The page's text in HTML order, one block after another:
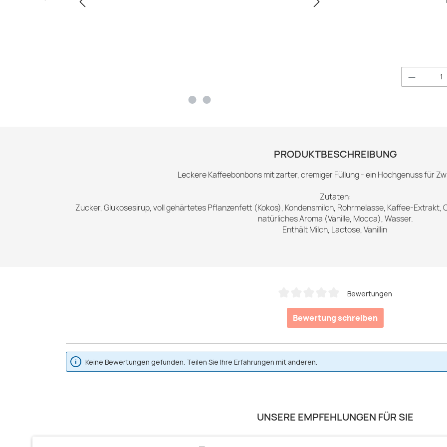
PRODUKTBESCHREIBUNG
Leckere Kaffeebonbons mit zarter, cremiger Füllung - ein Hochgenuss für
Zutaten:
Zucker, Glukosesirup, voll gehärtetes Pflanzenfett (Kokos), Kondensmilch, Rohrmelasse, Kaffee-
natürliches Aroma (Vanille, Mocca), Wasser.
Enthält Milch, Lactose, Vanillin
Bewertungen
Bewertung schreiben
Keine Bewertungen gefunden. Teilen Sie Ihre Erfahrungen mit anderen.
UNSERE EMPFEHLUNGEN FÜR SIE